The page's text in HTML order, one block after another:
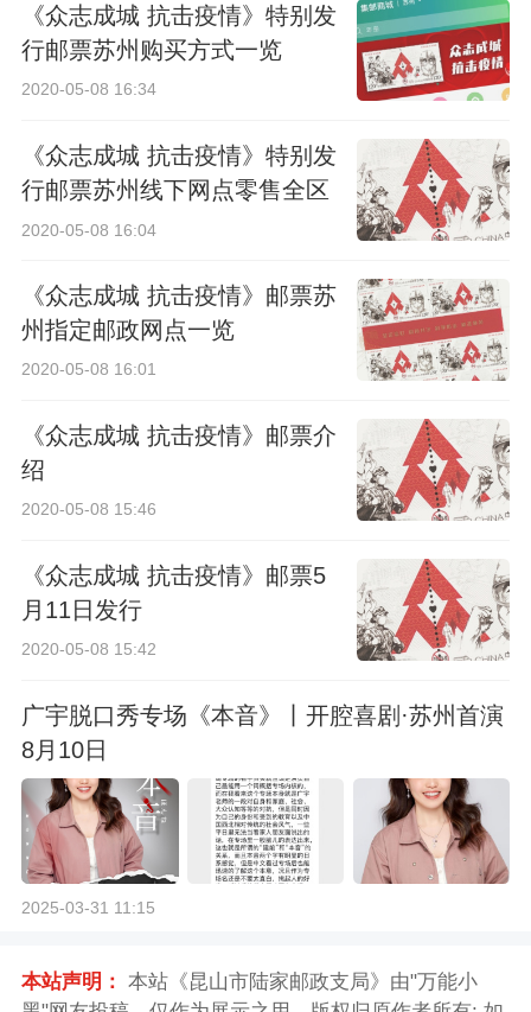
《众志成城 抗击疫情》特别发
行邮票苏州购买方式一览
2020-05-08 16:34
《众志成城 抗击疫情》特别发
行邮票苏州线下网点零售全区
公告
2020-05-08 16:04
《众志成城 抗击疫情》邮票苏
州指定邮政网点一览
2020-05-08 16:01
《众志成城 抗击疫情》邮票介
绍
2020-05-08 15:46
《众志成城 抗击疫情》邮票5
月11日发行
2020-05-08 15:42
广宇脱口秀专场《本音》丨开腔喜剧·苏州首演
8月10日
2025-03-31 11:15
本站声明： 本站《昆山市陆家邮政支局》由"万能小